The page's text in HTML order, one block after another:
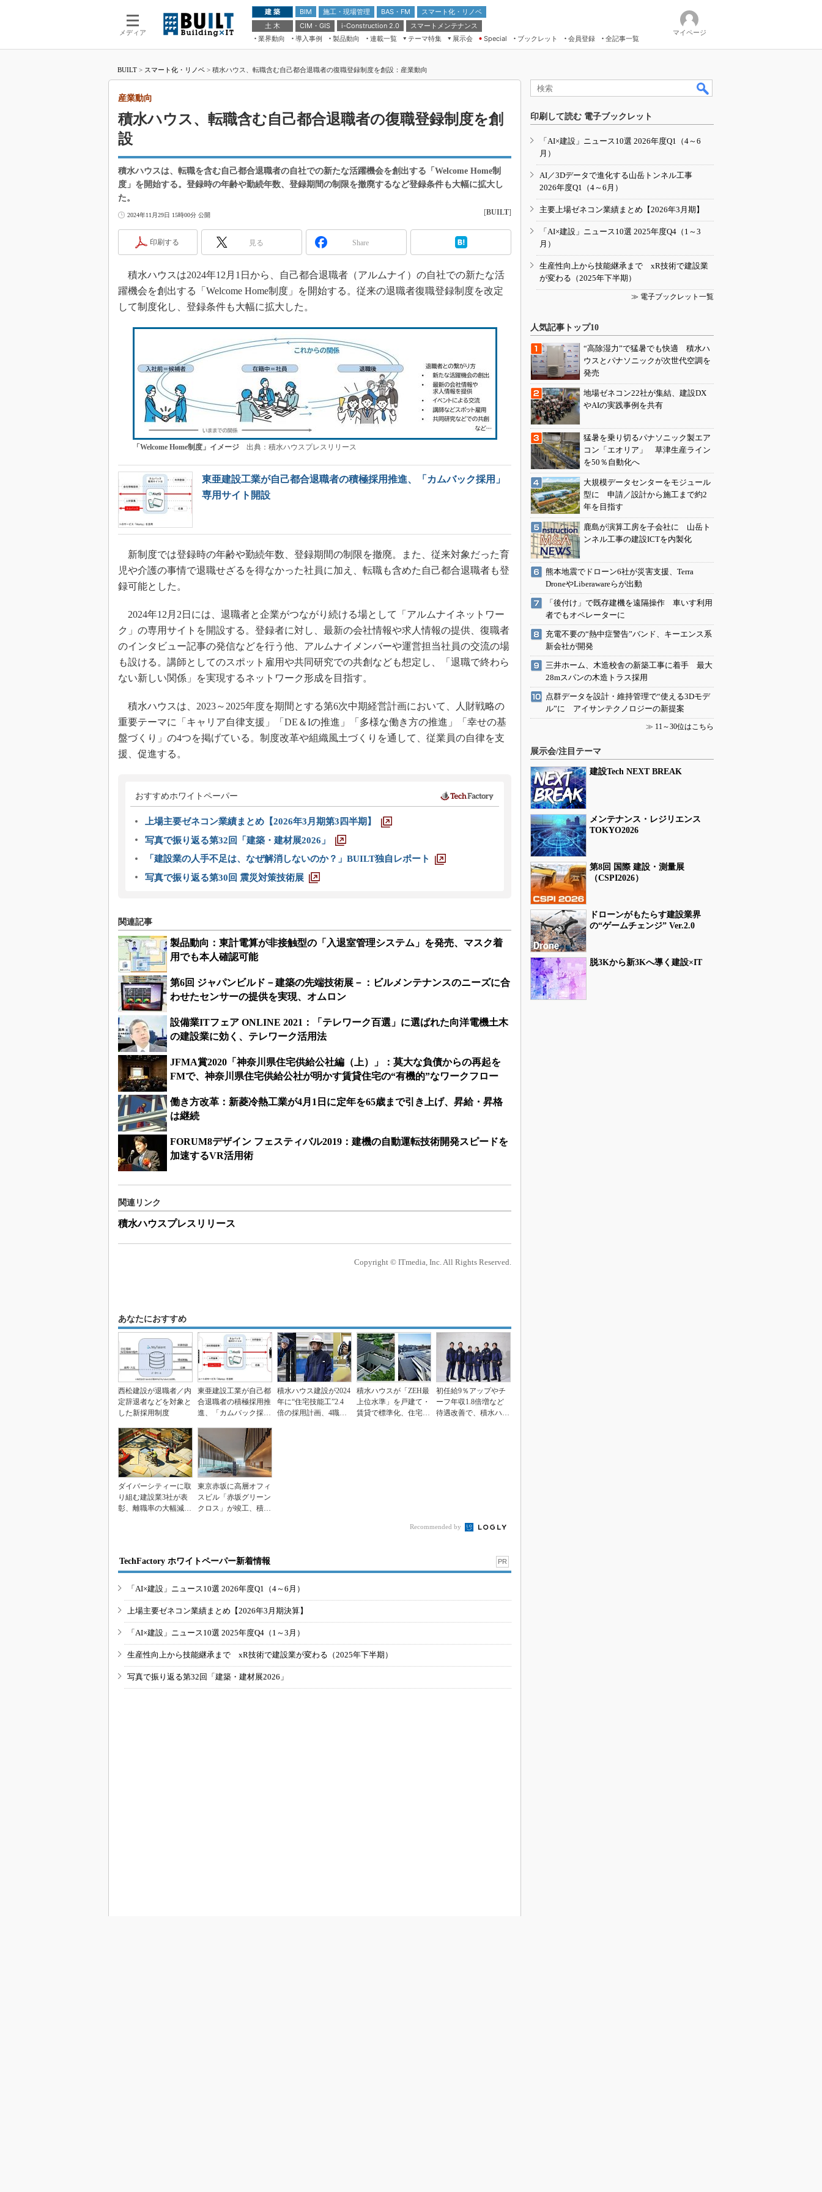
メディア
建 築 BIM 施工・現場管理 BAS・FM
スマート化・リノベ
土 木
CIM・GIS i-Construction 2.0
スマートメンテナンス
業界動向
導入事例 製品動向 連載一覧
テーマ特集
ドローンがもたらす建設業界の“ゲー
ムチェンジ” Ver.2.0
“Society5.0”時代のスマートビル
展示会
第8回 国際 建設・測量展
築・土木・不動産の先端技術展－
メンテナンス・レジリエンスOSAKA
日本 ものづくりワールド 2020
IGAS2018
Special ブックレット 会員登録 全記事一覧
マイページ
BUILT > スマート化・リノベ > 積水ハウス、転職含む自己都合退職者の復職登録制度を創設：産業動向
積水ハウス、転職含む自己都合退職者の復職登録制度を創
設
産業動向
積水ハウスは、転職を含む自己都合退職者の自社での新たな活躍機会を創出する「Welcome Home制
度」を開始する。登録時の年齢や勤続年数、登録期間の制限を撤廃するなど登録条件も大幅に拡大し
た。
2024年11月29日 15時00分 公開 [BUILT]
印刷する 見る Share
積水ハウスは2024年12月1日から、自己都合退職者（アルムナイ）の自社での新たな活
躍機会を創出する「Welcome Home制度」を開始する。従来の退職者復職登録制度を改定
して制度化し、登録条件も大幅に拡大した。
「Welcome Home制度」イメージ出典：積水ハウスプレスリリース
東亜建設工業が自己都合退職者の積極採用推進、「カムバック採用」
専用サイト開設
新制度では登録時の年齢や勤続年数、登録期間の制限を撤廃。また、従来対象だった育
児や介護の事情で退職せざるを得なかった社員に加え、転職も含めた自己都合退職者も登
録可能とした。
2024年12月2日には、退職者と企業がつながり続ける場として「アルムナイネットワー
ク」の専用サイトを開設する。登録者に対し、最新の会社情報や求人情報の提供、復職者
のインタビュー記事の発信などを行う他、アルムナイメンバーや運営担当社員の交流の場
も設ける。講師としてのスポット雇用や共同研究での共創なども想定し、「退職で終わら
ない新しい関係」を実現するネットワーク形成を目指す。
積水ハウスは、2023～2025年度を期間とする第6次中期経営計画において、人財戦略の
重要テーマに「キャリア自律支援」「DE＆Iの推進」「多様な働き方の推進」「幸せの基
盤づくり」の4つを掲げている。制度改革や組織風土づくりを通して、従業員の自律を支
援、促進する。
おすすめホワイトペーパー
上場主要ゼネコン業績まとめ【2026年3月期第3四半期】
写真で振り返る第32回「建築・建材展2026」
「建設業の人手不足は、なぜ解消しないのか？」BUILT独自レポート
写真で振り返る第30回 震災対策技術展
関連記事
製品動向：東計電算が非接触型の「入退室管理システム」を発売、マスク着
用でも本人確認可能
第6回 ジャパンビルド－建築の先端技術展－：ビルメンテナンスのニーズに合
わせたセンサーの提供を実現、オムロン
設備業ITフェア ONLINE 2021：「テレワーク百選」に選ばれた向洋電機土木
の建設業に効く、テレワーク活用法
JFMA賞2020「神奈川県住宅供給公社編（上）」：莫大な負債からの再起を
FMで、神奈川県住宅供給公社が明かす賃貸住宅の“有機的”なワークフロー
働き方改革：新菱冷熱工業が4月1日に定年を65歳まで引き上げ、昇給・昇格
は継続
FORUM8デザイン フェスティバル2019：建機の自動運転技術開発スピードを
加速するVR活用術
関連リンク
積水ハウスプレスリリース
Copyright © ITmedia, Inc. All Rights Reserved.
あなたにおすすめ
西松建設が退職者／内
定辞退者などを対象と
した新採用制度
東亜建設工業が自己都
合退職者の積極採用推
進、「カムバック採
積水ハウス建設が2024
年に“住宅技能工”2.4
倍の採用計画、4職務
積水ハウスが「ZEH最
上位水準」を戸建て・
賃貸で標準化、住宅性
初任給9％アップやチ
ーフ年収1.8倍増など
待遇改善で、積水ハウ
ダイバーシティーに取
り組む建設業3社が表
彰、離職率の大幅減や
東京赤坂に高層オフィ
スビル「赤坂グリーン
クロス」が竣工、積水
Recommended by
TechFactory ホワイトペーパー新着情報 PR
「AI×建設」ニュース10選 2026年度Q1（4～6月）
上場主要ゼネコン業績まとめ【2026年3月期決算】
「AI×建設」ニュース10選 2025年度Q4（1～3月）
生産性向上から技能継承まで xR技術で建設業が変わる（2025年下半期）
写真で振り返る第32回「建築・建材展2026」
印刷して読む 電子ブックレット
「AI×建設」ニュース10選 2026年度Q1（4～6
月）
AI／3Dデータで進化する山岳トンネル工事
2026年度Q1（4～6月）
主要上場ゼネコン業績まとめ【2026年3月期】
「AI×建設」ニュース10選 2025年度Q4（1～3
月）
生産性向上から技能継承まで xR技術で建設業
が変わる（2025年下半期）
≫ 電子ブックレット一覧
人気記事トップ10
“高除湿力”で猛暑でも快適 積水ハ
ウスとパナソニックが次世代空調を
発売
地場ゼネコン22社が集結、建設DX
やAIの実践事例を共有
猛暑を乗り切るパナソニック製エア
コン「エオリア」 草津生産ライン
を50％自動化へ
大規模データセンターをモジュール
型に 申請／設計から施工まで約2
年を目指す
鹿島が演算工房を子会社に 山岳ト
ンネル工事の建設ICTを内製化
熊本地震でドローン6社が災害支援、Terra
DroneやLiberawareらが出動
「後付け」で既存建機を遠隔操作 車いす利用
者でもオペレーターに
充電不要の“熱中症警告”バンド、キーエンス系
新会社が開発
三井ホーム、木造校舎の新築工事に着手 最大
28mスパンの木造トラス採用
点群データを設計・維持管理で“使える3Dモデ
ル”に アイサンテクノロジーの新提案
≫ 11～30位はこちら
展示会/注目テーマ
建設Tech NEXT BREAK
メンテナンス・レジリエンス
TOKYO2026
第8回 国際 建設・測量展
（CSPI2026）
ドローンがもたらす建設業界
の“ゲームチェンジ” Ver.2.0
脱3Kから新3Kへ導く建設×IT